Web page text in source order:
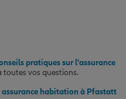
pratiques sur l'assurance
toutes vos questions.
habitation à Pfastatt